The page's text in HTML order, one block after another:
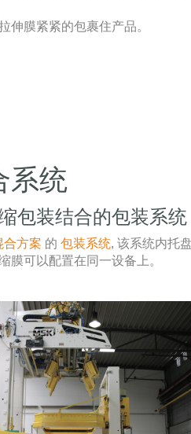
伸膜紧紧的包裹住产品。
系统
包装结合的包装系统
合方案 的 包装系统, 该系统内托
膜可以配置在同一设备上。